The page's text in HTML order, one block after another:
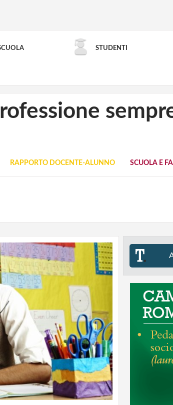
STUDENTI
RAPPORTO DOCENTE-ALUNNO SCUOLA E